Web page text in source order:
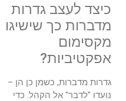
כיצד לעצב גדרות
מדברות כך שישיגו
מקסימום
אפקטיביות?
גדרות מדברות, כשמן כן הן –
נועדו "לדבר" אל הקהל. כדי